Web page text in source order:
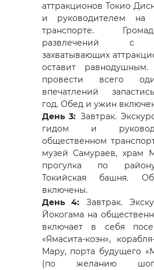
аттракционов Токио
и руководителем на
транспорте.
развлечений с
захватывающих
оставит
провести всего
впечатлений
год. Обед и ужин
День 3: Завтрак.
гидом и
общественном
музей Самураев, храм
прогулка по
Токийская башня.
включены.
День 4: Завтрак.
Йокогама на
включает в себя
«Ямасита-коэн»,
Мару, порта будущего
(по желанию